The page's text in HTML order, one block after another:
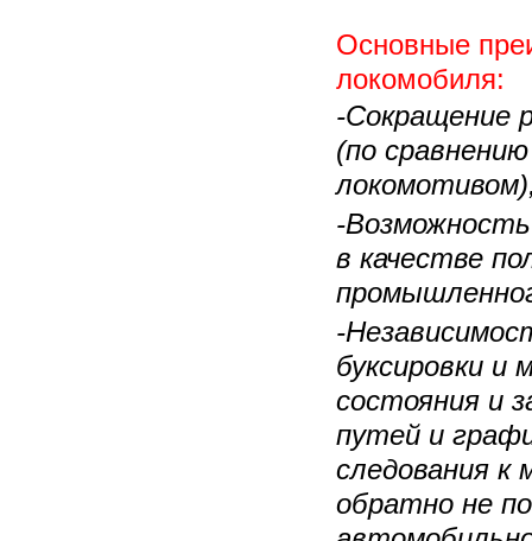
Основные
локомобиля:
-Сокращение
(по
-Возможность
в качестве
-
буксировки и
состояния и
путей и
следования к
обратно не